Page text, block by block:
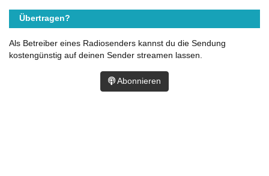
Übertragen?
Als Betreiber eines Radiosenders kannst du die Sendung
kostengünstig auf deinen Sender streamen lassen.
Abonnieren